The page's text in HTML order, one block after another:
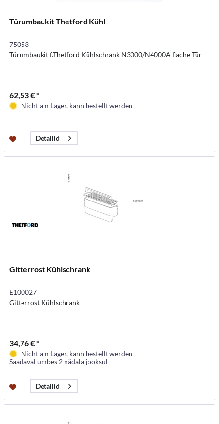
Türumbaukit Thetford Kühl
75053
Türumbaukit f.Thetford Kühlschrank N3000/N4000A flache Tür
62,53 € *
Nicht am Lager, kann bestellt werden
Detailid
Gitterrost Kühlschrank
E100027
Gitterrost Kühlschrank
34,76 € *
Nicht am Lager, kann bestellt werden
Saadaval umbes 2 nädala jooksul
Detailid